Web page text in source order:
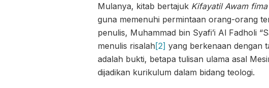
Mulanya, kitab bertajuk Kifayatil Awam
guna memenuhi permintaan orang-orang
penulis, Muhammad bin Syafi’i Al Fadholi
menulis risalah[2] yang berkenaan dengan
adalah bukti, betapa tulisan ulama asal
dijadikan kurikulum dalam bidang teologi.